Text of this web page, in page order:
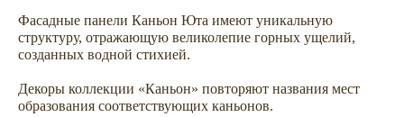
Фасадные панели Каньон Юта имеют уникальную
структуру, отражающую великолепие горных ущелий,
созданных водной стихией.
Декоры коллекции «Каньон» повторяют названия мест
образования соответствующих каньонов.
покупку на потом